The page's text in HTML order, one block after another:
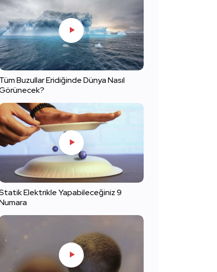
Tüm Buzullar Eridiğinde Dünya Nasıl
Elektrikle Yapabileceğiniz 9